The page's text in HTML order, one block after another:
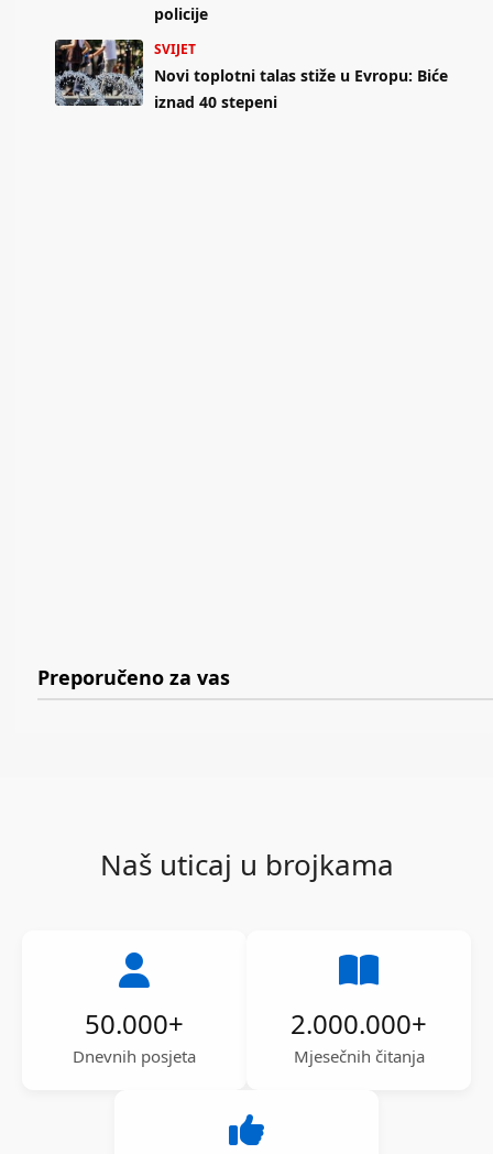
policije
SVIJET
Novi toplotni talas stiže u Evropu: Biće
iznad 40 stepeni
Preporučeno za vas
Naš uticaj u brojkama
50.000+
Dnevnih posjeta
2.000.000+
Mjesečnih čitanja